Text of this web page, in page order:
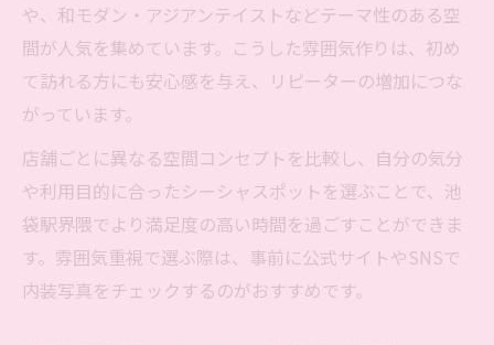
初めてのシーシャ探索を池袋駅で楽しむ秘
訣
心地よさを求めるなら池袋駅周辺のシーシャが
シーシャで味わう池袋駅周辺の心地よい空
ソファ席や照明で選ぶシーシャの快適さと
は
や、和モダン・アジアンテイストなどテーマ性のある空
間が人気を集めています。こうした雰囲気作りは、初め
て訪れる方にも安心感を与え、リピーターの増加につな
がっています。
店舗ごとに異なる空間コンセプトを比較し、自分の気分
や利用目的に合ったシーシャスポットを選ぶことで、池
袋駅界隈でより満足度の高い時間を過ごすことができま
す。雰囲気重視で選ぶ際は、事前に公式サイトやSNSで
内装写真をチェックするのがおすすめです。